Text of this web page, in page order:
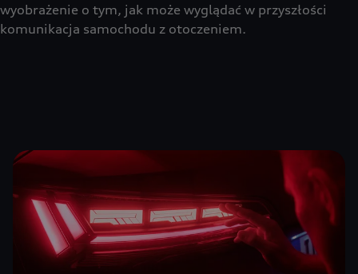
wyobrażenie o tym, jak może wyglądać w przyszłości
komunikacja samochodu z otoczeniem.